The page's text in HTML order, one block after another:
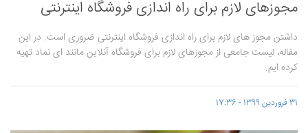
مجوزهای لازم برای راه اندازی فروشگاه اینترنتی
داشتن مجوز های لازم برای راه اندازی فروشگاه اینترنتی ضروری است. در این
مقاله، لیست جامعی از مجوزهای لازم برای فروشگاه آنلاین مانند ای نماد تهیه
کرده ایم.
31 فروردین 1399 - 17:36